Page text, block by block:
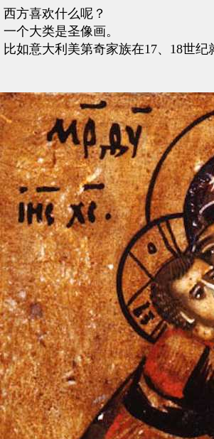
西方喜欢什么呢？
一个大类是圣像画。
比如意大利美第奇家族在17、18世